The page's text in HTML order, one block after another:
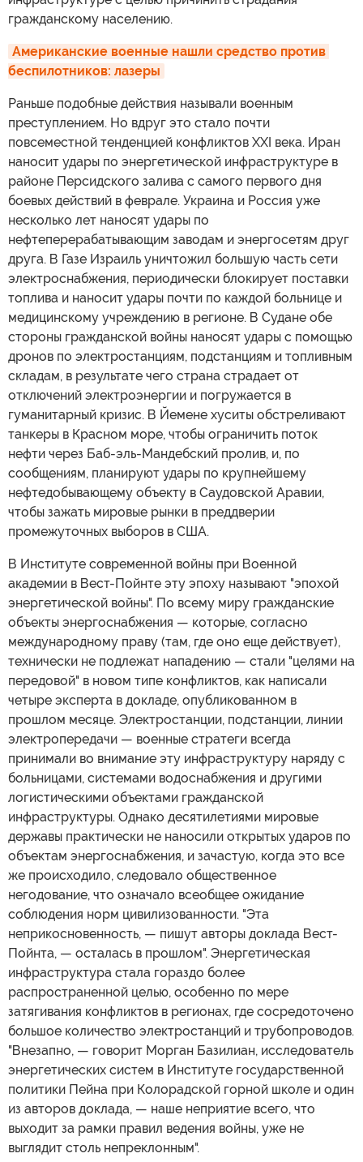
гражданскому населению.
Американские военные нашли средство против
беспилотников: лазеры
Раньше подобные действия называли военным
преступлением. Но вдруг это стало почти
повсеместной тенденцией конфликтов XXI века. Иран
наносит удары по энергетической инфраструктуре в
районе Персидского залива с самого первого дня
боевых действий в феврале. Украина и Россия уже
несколько лет наносят удары по
нефтеперерабатывающим заводам и энергосетям друг
друга. В Газе Израиль уничтожил большую часть сети
электроснабжения, периодически блокирует поставки
топлива и наносит удары почти по каждой больнице и
медицинскому учреждению в регионе. В Судане обе
стороны гражданской войны наносят удары с помощью
дронов по электростанциям, подстанциям и топливным
складам, в результате чего страна страдает от
отключений электроэнергии и погружается в
гуманитарный кризис. В Йемене хуситы обстреливают
танкеры в Красном море, чтобы ограничить поток
нефти через Баб-эль-Мандебский пролив, и, по
сообщениям, планируют удары по крупнейшему
нефтедобывающему объекту в Саудовской Аравии,
чтобы зажать мировые рынки в преддверии
промежуточных выборов в США.
В Институте современной войны при Военной
академии в Вест-Пойнте эту эпоху называют "эпохой
энергетической войны". По всему миру гражданские
объекты энергоснабжения — которые, согласно
международному праву (там, где оно еще действует),
технически не подлежат нападению — стали "целями на
передовой" в новом типе конфликтов, как написали
четыре эксперта в докладе, опубликованном в
прошлом месяце. Электростанции, подстанции, линии
электропередачи — военные стратеги всегда
принимали во внимание эту инфраструктуру наряду с
больницами, системами водоснабжения и другими
логистическими объектами гражданской
инфраструктуры. Однако десятилетиями мировые
державы практически не наносили открытых ударов по
объектам энергоснабжения, и зачастую, когда это все
же происходило, следовало общественное
негодование, что означало всеобщее ожидание
соблюдения норм цивилизованности. "Эта
неприкосновенность, — пишут авторы доклада Вест-
Пойнта, — осталась в прошлом". Энергетическая
инфраструктура стала гораздо более
распространенной целью, особенно по мере
затягивания конфликтов в регионах, где сосредоточено
большое количество электростанций и трубопроводов.
"Внезапно, — говорит Морган Базилиан, исследователь
энергетических систем в Институте государственной
политики Пейна при Колорадской горной школе и один
из авторов доклада, — наше неприятие всего, что
выходит за рамки правил ведения войны, уже не
выглядит столь непреклонным".